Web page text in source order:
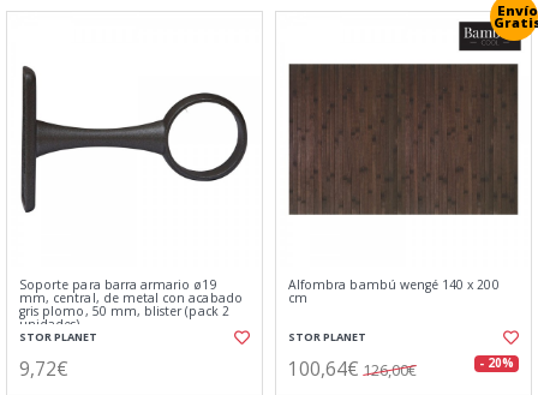
Soporte para barra armario ø19
mm, central, de metal con acabado
gris plomo, 50 mm, blister (pack 2
unidades)
STOR PLANET
9,72€
Envío
Alfombra bambú wengé 140 x 200
cm
STOR PLANET
100,64€ 126,00€ - 20%